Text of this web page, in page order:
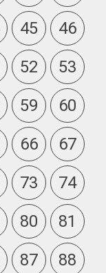
45
46
52
53
59
60
66
67
73
74
80
81
87
88